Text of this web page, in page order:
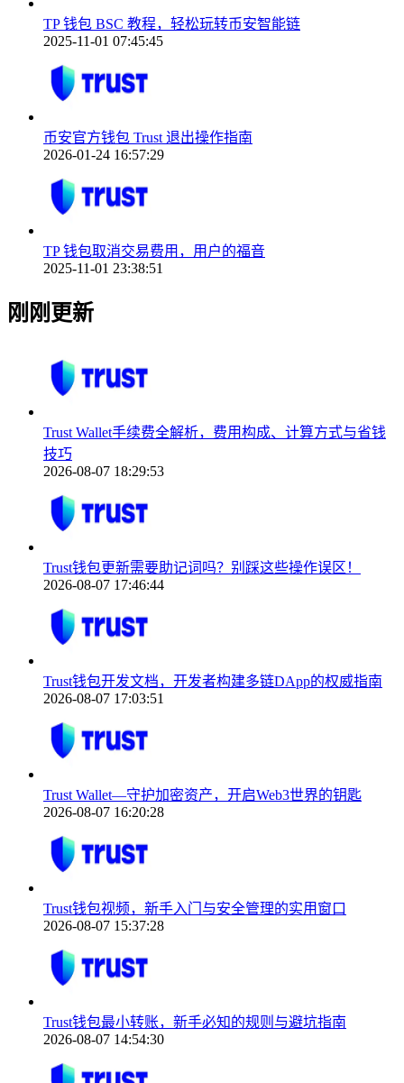
TP 钱包 BSC 教程，轻松玩转币安智能链
2025-11-01 07:45:45
币安官方钱包 Trust 退出操作指南
2026-01-24 16:57:29
TP 钱包取消交易费用，用户的福音
2025-11-01 23:38:51
刚刚更新
Trust Wallet手续费全解析，费用构成、计算方式与省钱
技巧
2026-08-07 18:29:53
Trust钱包更新需要助记词吗？别踩这些操作误区！
2026-08-07 17:46:44
Trust钱包开发文档，开发者构建多链DApp的权威指南
2026-08-07 17:03:51
Trust Wallet—守护加密资产，开启Web3世界的钥匙
2026-08-07 16:20:28
Trust钱包视频，新手入门与安全管理的实用窗口
2026-08-07 15:37:28
Trust钱包最小转账，新手必知的规则与避坑指南
2026-08-07 14:54:30